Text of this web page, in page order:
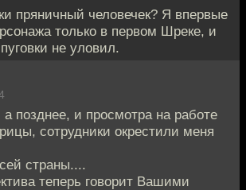
пряничный человечек? Я впервые
только в первом Шреке, и
не уловил.
позднее, и просмотра на работе
сотрудники окрестили меня
страны....
теперь говорит Вашими